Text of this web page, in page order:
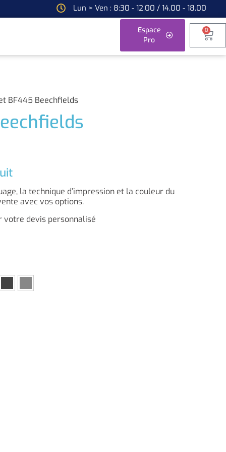
Lun > Ven : 8:30 - 12.00 / 14.00 - 18.00
Espace
Pro
0
BF445 Beechfields
la technique d’impression et la couleur du
avec vos options.
devis personnalisé